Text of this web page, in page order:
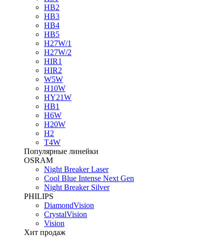
HB2
HB3
HB4
HB5
H27W/1
H27W/2
HIR1
HIR2
W5W
H10W
HY21W
HB1
H6W
H20W
H2
T4W
Популярные линейки
OSRAM
Night Breaker Laser
Cool Blue Intense Next Gen
Night Breaker Silver
PHILIPS
DiamondVision
CrystalVision
Vision
Хит продаж